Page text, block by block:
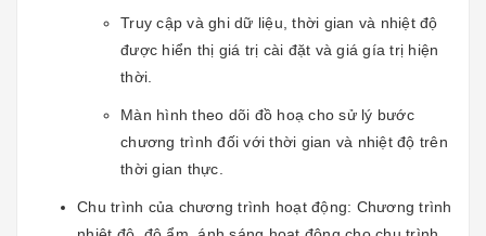
Truy cập và ghi dữ liệu, thời gian và nhiệt độ
được hiển thị giá trị cài đặt và giá gía trị hiện
thời.
Màn hình theo dõi đồ hoạ cho sử lý bước
chương trình đối với thời gian và nhiệt độ trên
thời gian thực.
Chu trình của chương trình hoạt động: Chương trình